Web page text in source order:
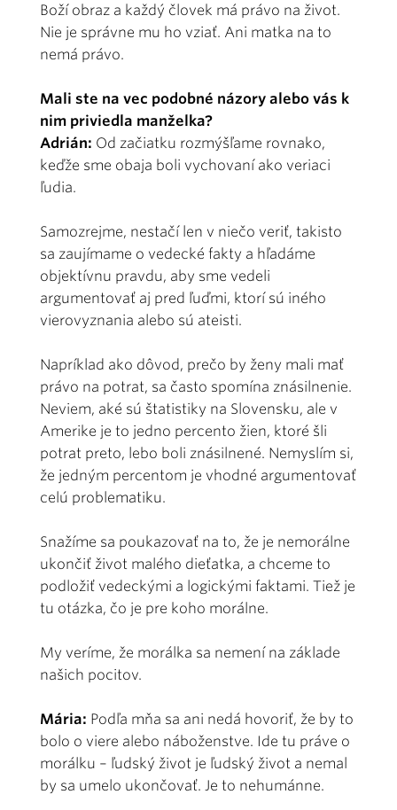
Boží obraz a každý človek má právo na život.
Nie je správne mu ho vziať. Ani matka na to
nemá právo.
Mali ste na vec podobné názory alebo vás k
nim priviedla manželka?
Adrián: Od začiatku rozmýšľame rovnako,
keďže sme obaja boli vychovaní ako veriaci
ľudia.
Samozrejme, nestačí len v niečo veriť, takisto
sa zaujímame o vedecké fakty a hľadáme
objektívnu pravdu, aby sme vedeli
argumentovať aj pred ľuďmi, ktorí sú iného
vierovyznania alebo sú ateisti.
Napríklad ako dôvod, prečo by ženy mali mať
právo na potrat, sa často spomína znásilnenie.
Neviem, aké sú štatistiky na Slovensku, ale v
Amerike je to jedno percento žien, ktoré šli
potrat preto, lebo boli znásilnené. Nemyslím si,
že jedným percentom je vhodné argumentovať
celú problematiku.
Snažíme sa poukazovať na to, že je nemorálne
ukončiť život malého dieťatka, a chceme to
podložiť vedeckými a logickými faktami. Tiež je
tu otázka, čo je pre koho morálne.
My veríme, že morálka sa nemení na základe
našich pocitov.
Mária: Podľa mňa sa ani nedá hovoriť, že by to
bolo o viere alebo náboženstve. Ide tu práve o
morálku – ľudský život je ľudský život a nemal
by sa umelo ukončovať. Je to nehumánne.